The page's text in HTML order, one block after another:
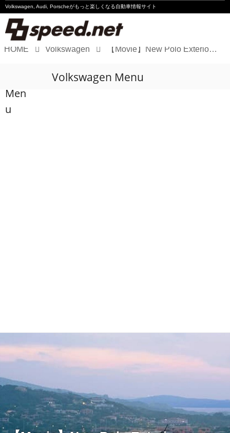
Volkswagen, Audi, Porscheがもっと楽しくなる自動車情報サイト
Audi
HOME Volkswagen 【Movie】New Polo Exterior presentation
Men
u
Volkswagen Menu